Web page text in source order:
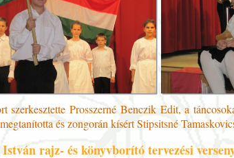
szerkesztette Prosszerné Benczik Edit, a
és zongorán kísért Stipsitsné
István rajz- és könyvborító tervezési